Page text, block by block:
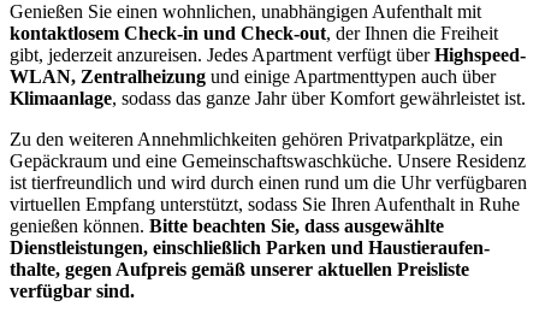
Genießen Sie einen wohnlichen, unabhängigen Aufenthalt mit
kontaktlosem Check-in und Check-out, der Ihnen die Freiheit
gibt, jederzeit anzureisen. Jedes Apartment verfügt überHighspeed-
WLAN, Zentralheizung und einige Apartmenttypen auch über
Klimaanlage, sodass das ganze Jahr über Komfort gewährleistet ist.
Zu den weiteren Annehmlichkeiten gehören Privatparkplätze, ein
Gepäckraum und eine Gemeinschaftswas­chküche. Unsere Residenz
ist tierfreundlich und wird durch einen rund um die Uhr verfügbaren
virtuellen Empfang unterstützt, sodass Sie Ihren Aufenthalt in Ruhe
genießen können. Bitte beachten Sie, dass ausgewählte
Dienstleistungen, einschließlich Parken und Haustieraufen­
thalte, gegen Aufpreis gemäß unserer aktuellen Preisliste
verfügbar sind.